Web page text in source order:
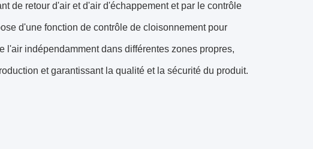
de retour d'air et d'air d'échappement et par le contrôle
d'une fonction de contrôle de cloisonnement pour
l'air indépendamment dans différentes zones propres,
et garantissant la qualité et la sécurité du produit.